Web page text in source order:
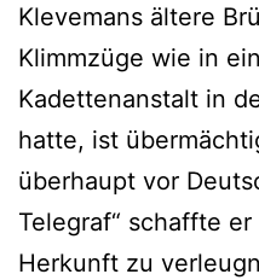
Klevemans ältere
Klimmzüge wie in
Kadettenanstalt in
hatte, ist
überhaupt vor
Telegraf“ schaffte
Herkunft zu